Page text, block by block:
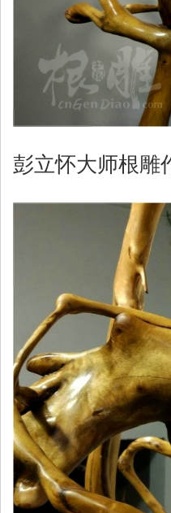
彭立怀大师根雕